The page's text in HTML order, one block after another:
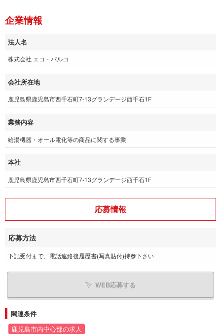
企業情報
法人名
株式会社 エコ・パルコ
会社所在地
鹿児島県鹿児島市西千石町7-13グランデージ西千石1F
業務内容
給湯機器・オール電化等の商品に関する事業
本社
鹿児島県鹿児島市西千石町7-13グランデージ西千石1F
応募情報
応募方法
下記受付まで、電話連絡後履歴書(写真貼付)持参下さい
WEB応募する
関連条件
鹿児島市内中心部の求人